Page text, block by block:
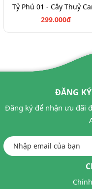
Tỷ Phú 01 - Cây Thuỷ
299.000₫
ĐĂNG
Đăng ký để nhận ưu đãi